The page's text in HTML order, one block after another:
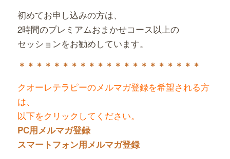
初めてお申し込みの方は、
2時間のプレミアムおまかせコース以上の
セッションをお勧めしています。
＊＊＊＊＊＊＊＊＊＊＊＊＊＊＊＊＊＊＊＊＊
クオーレテラピーのメルマガ登録を希望される方
は、
以下をクリックしてください。
PC用メルマガ登録
スマートフォン用メルマガ登録